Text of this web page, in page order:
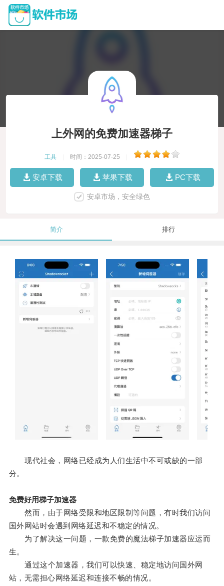
上外网的免费加速器梯子
工具 时间：2025-07-25
安卓下载 苹果下载 PC下载
安卓市场，安全绿色
简介 排行
现代社会，网络已经成为人们生活中不可或缺的一部
分。
免费好用梯子加速器
然而，由于网络受限和地区限制等问题，有时我们访问
国外网站时会遇到网络延迟和不稳定的情况。
为了解决这一问题，一款免费的魔法梯子加速器应运而
生。
通过这个加速器，我们可以快速、稳定地访问国外网
站，无需担心网络延迟和连接不畅的情况。